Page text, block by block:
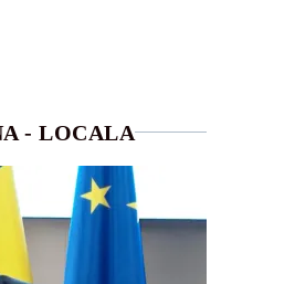
- LOCALA